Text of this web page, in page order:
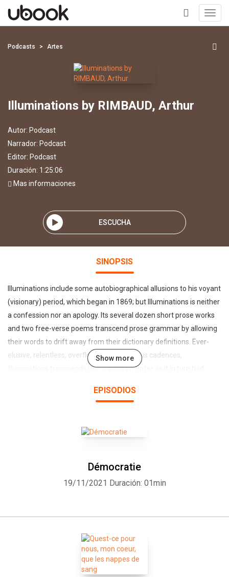
+
Podcasts Artes
Illuminations by RIMBAUD, Arthur
Autor: Podcast
Narrador: Podcast
Editor: Podcast
Duración: 1:25:06
Mas informaciones
ESCUCHA
SINOPSIS
Illuminations include some autobiographical allusions to his voyant
(visionary) period, which began in 1869; but Illuminations is neither
a confession nor an apology. Its several dozen short prose works
and two free-verse poems transcend prose grammar by allowing
their words to drift away from their dictionary definitions. Ever-
elusive, relentless, overflowing with sinuous cadences,
Illuminations transcends Une Saison en Enfer as it in turn had
that some of the Illuminations may have been written after Une
Show more
EPISODIOS
Démocratie
19/11/2021 Duración: 01min